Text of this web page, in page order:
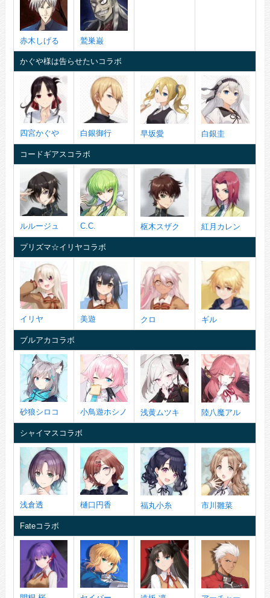
赤木しげる 鷲巣巌
かぐや様は告らせたいコラボ
四宮かぐや 白銀御行 早坂愛 白銀圭
コードギアスコラボ
ルルージュ C.C. 枢木スザク 紅月カレン
プリズマ☆イリヤコラボ
イリヤ 美遊 クロ ギル
ブルアカコラボ
砂狼シロコ 小鳥遊ホシノ 浅黄ムツキ 陸八魔アル
シャイマスコラボ
浅倉透 樋口円香 福丸小糸 市川雛菜
Fateコラボ